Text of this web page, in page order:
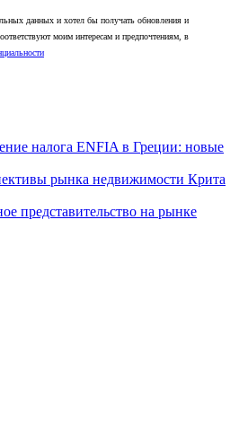
данных и хотел бы получать обновления и
моим интересам и предпочтениям, в
налога ENFIA в Греции: новые
рынка недвижимости Крита
представительство на рынке